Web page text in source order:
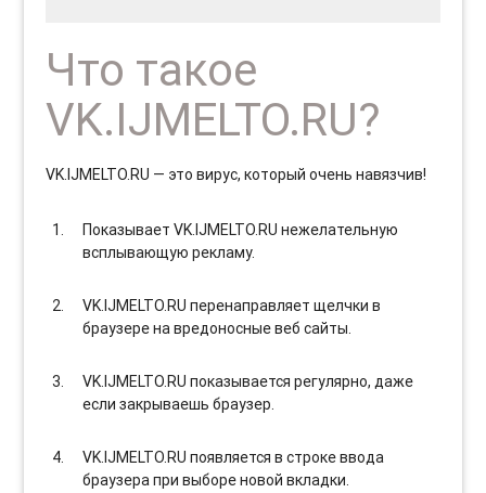
Что такое
VK.IJMELTO.RU?
VK.IJMELTO.RU — это вирус, который очень навязчив!
Показывает VK.IJMELTO.RU нежелательную
всплывающую рекламу.
VK.IJMELTO.RU перенаправляет щелчки в
браузере на вредоносные веб сайты.
VK.IJMELTO.RU показывается регулярно, даже
если закрываешь браузер.
VK.IJMELTO.RU появляется в строке ввода
браузера при выборе новой вкладки.